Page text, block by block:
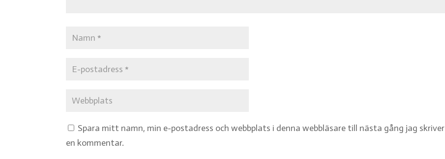
Spara mitt namn, min e-postadress och webbplats i denna webbläsare till nästa gång jag skriver
en kommentar.